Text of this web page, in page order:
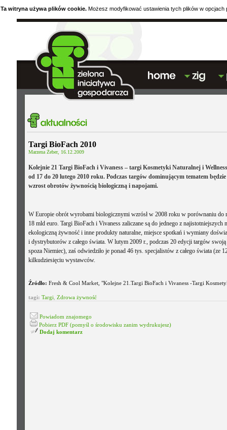
Ta witryna używa plików cookie. Możesz modyfikować ustawienia tych plików w opcjach
Targi BioFach 2010
Marzena Żeber, 16.12.2009
Kolejnie 21 Targi BioFach i Vivaness – targi Kosmetyki Naturalnej i
od 17 do 20 lutego 2010 roku. Podczas targów dominującym tematem
wzrost obrotów żywnością biologiczną i napojami.
W Europie obrót wyrobami biologicznymi wzrósł w 2008 roku w porównaniu do
18 mld euro. Targi BioFach i Vivaness zaliczane są do jednego z
ekologiczną żywność i inne produkty naturalne, miejsce spotkań i wymiany
i dystrybutorów z całego świata. W lutym 2009 r., podczas 20 edycji targów
spoza Niemiec), zaś odwiedziło je ponad 46 tys. specjalistów z całego świata (ze
kilkudziesięciu wystawców.
Źródło: Fresh & Cool Market, "Kolejne 21.Targi BioFach i Vivaness -Targi
tagi: Targi Zdrowa żywność
Powiadom znajomego
Pobierz PDF (pomyśl o środowisku zanim wydrukujesz)
Dodaj komentarz